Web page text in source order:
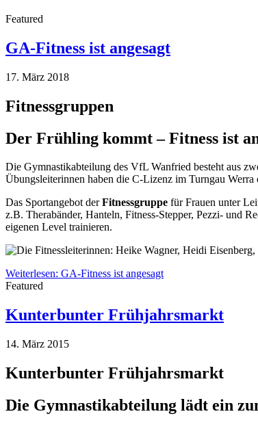
Featured
GA-Fitness ist angesagt
17. März 2018
Fitnessgruppen
Der Frühling kommt – Fitness ist
Die Gymnastikabteilung des VfL Wanfried besteht aus
Übungsleiterinnen haben die C-Lizenz im Turngau Werra
Das Sportangebot derFitnessgruppe für Frauen unter
z.B. Therabänder, Hanteln, Fitness-Stepper, Pezzi- und
eigenen Level trainieren.
Weiterlesen: GA-Fitness ist angesagt
Featured
Kunterbunter Frühjahrsmarkt
14. März 2015
Kunterbunter Frühjahrsmarkt
Die Gymnastikabteilung lädt ein